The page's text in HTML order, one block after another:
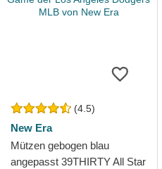
(4.5)
New Era
Mützen gebogen blau
angepasst 39THIRTY All Star